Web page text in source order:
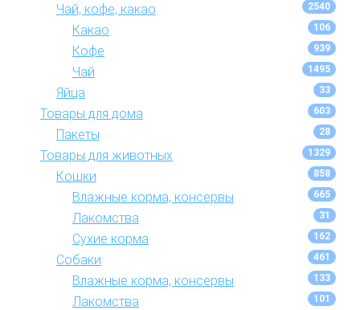
Чай, кофе, какао 2540
Какао 106
Кофе 939
Чай 1495
Яйца 33
Товары для дома 603
Пакеты 28
Товары для животных 1329
Кошки 858
Влажные корма, консервы 665
Лакомства 31
Сухие корма 162
Собаки 461
Влажные корма, консервы 133
Лакомства 101